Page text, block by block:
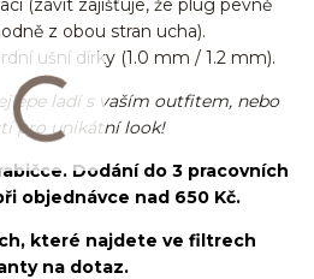
(závit zajišťuje, že plug pevně
z obou stran ucha).
ušní dírky (1.0 mm / 1.2 mm).
ladí s vaším outfitem, nebo
pro unikátní look!
Dodání do 3 pracovních
objednávce nad 650 Kč.
které najdete ve filtrech
na dotaz.